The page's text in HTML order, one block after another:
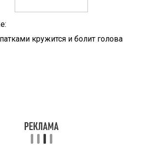
кружится и болит голова